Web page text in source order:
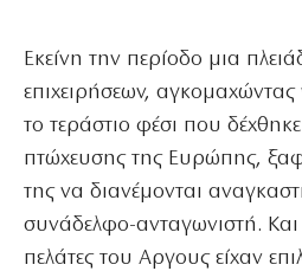
Εκείνη την περίοδο μια
επιχειρήσεων, αγκομαχώντας
το τεράστιο φέσι που δέχθηκε
πτώχευσης της Ευρώπης,
της να διανέμονται
συνάδελφο-ανταγωνιστή. Και
πελάτες του Αργους είχαν